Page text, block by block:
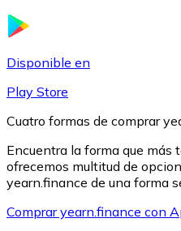
Disponible en
Play Store
Cuatro formas de comprar
Encuentra la forma que más
ofrecemos multitud de
yearn.finance de una forma
Comprar yearn.finance con